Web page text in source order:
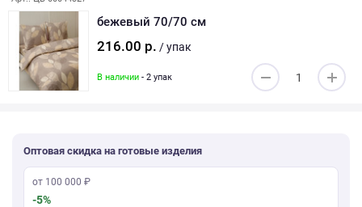
бежевый 70/70 см
216.00 р. / упак
В наличии - 2 упак
Оптовая скидка на готовые изделия
от 100 000 ₽
-5%